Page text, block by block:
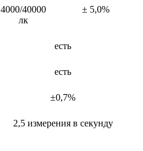
4000/40000
лк
± 5,0%
есть
есть
±0,7%
2,5 измерения в секунду